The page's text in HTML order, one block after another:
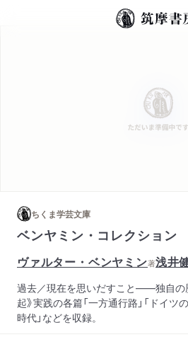
ちくま学芸文庫
ベンヤミン・コレクション
ヴァルター・ベンヤミン著浅井
過去／現在を思いだすこと――独自の
起》実践の各篇「一方通行路」「ドイツ
時代」などを収録。